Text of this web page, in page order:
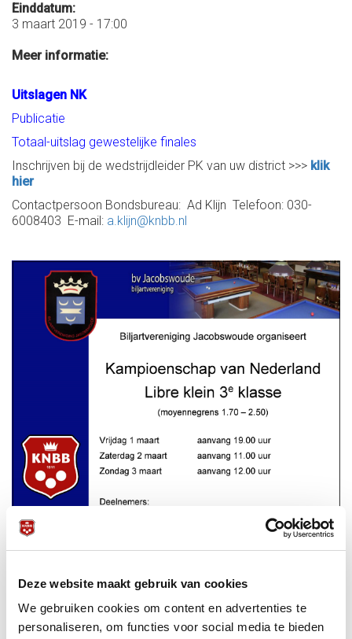
Deze website maakt gebruik van cookies
We gebruiken cookies om content en advertenties te
personaliseren, om functies voor social media te bieden
Einddatum:
3 maart 2019 - 17:00
Meer informatie:
Uitslagen NK
Publicatie
Totaal-uitslag gewestelijke finales
Inschrijven bij de wedstrijdleider PK van uw district >>> klik
hier
Contactpersoon Bondsbureau: Ad Klijn Telefoon: 030-
6008403 E-mail: a.klijn@knbb.nl